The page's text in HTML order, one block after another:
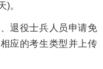
)。
退役士兵人员申请免
应的考生类型并上传